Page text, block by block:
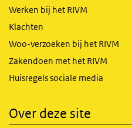
Werken bij het RIVM
Klachten
Woo-verzoeken bij het RIVM
Zakendoen met het RIVM
Huisregels sociale media
Over deze site